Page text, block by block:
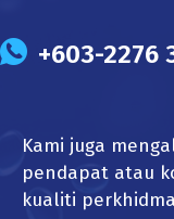
+603-2276
Kami juga
pendapat atau
kualiti